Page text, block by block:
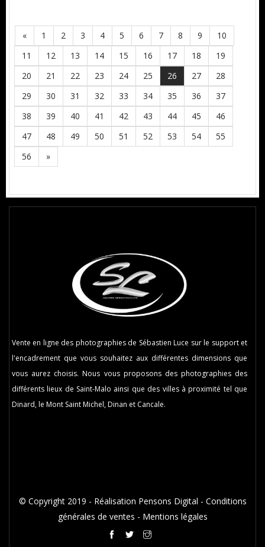
« 1 2 3 4 5 6 7 8 9
10
11
12 13 14 15 16 17 18
19
20
21 22 23 24 25 26 27
28
29
30 31 32 33 34 35 36
37
38
39 40 41 42 43 44 45
46
47
48 49 50 51 52 53 54
55
56
»
Vente en ligne des photographies de Sébastien Luce sur le support et
l'encadrement que vous souhaitez aux différentes dimensions que
vous aurez choisis. Nous vous proposons des photographies des
différents lieux de Saint-Malo ainsi que des villes à proximité tel que
Dinard, le Mont Saint Michel, Dinan et Cancale.
© Copyright 2019 - Réalisation Pensons Digital - Conditions
générales de ventes - Mentions légales